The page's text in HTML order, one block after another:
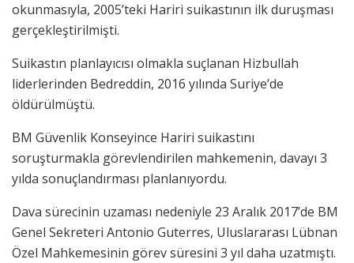
okunmasıyla, 2005’teki Hariri suikastının ilk duruşması
gerçekleştirilmişti.
Suikastın planlayıcısı olmakla suçlanan Hizbullah
liderlerinden Bedreddin, 2016 yılında Suriye’de
öldürülmüştü.
BM Güvenlik Konseyince Hariri suikastını
soruşturmakla görevlendirilen mahkemenin, davayı 3
yılda sonuçlandırması planlanıyordu.
Dava sürecinin uzaması nedeniyle 23 Aralık 2017’de BM
Genel Sekreteri Antonio Guterres, Uluslararası Lübnan
Özel Mahkemesinin görev süresini 3 yıl daha uzatmıştı.